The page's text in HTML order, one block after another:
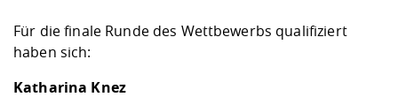
Für die finale Runde des Wettbewerbs qualifiziert
haben sich:
Katharina Knez